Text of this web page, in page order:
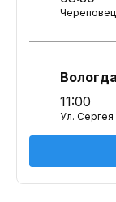
Череповец
Вологда
11:00
Ул.